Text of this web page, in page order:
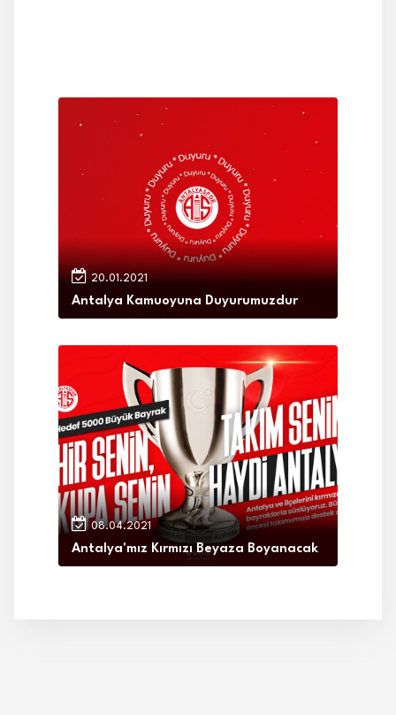
20.01.2021
Antalya Kamuoyuna Duyurumuzdur
08.04.2021
Antalya'mız Kırmızı Beyaza Boyanacak